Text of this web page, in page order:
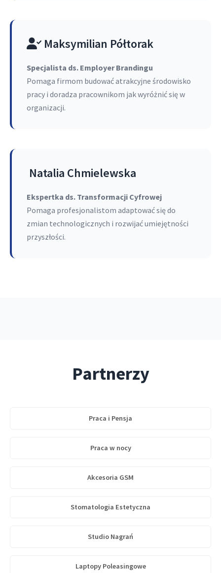
Maksymilian Półtorak
Specjalista ds. Employer Brandingu
Pomaga firmom budować atrakcyjne środowisko
pracy i doradza pracownikom jak wyróżnić się w
organizacji.
Natalia Chmielewska
Ekspertka ds. Transformacji Cyfrowej
Pomaga profesjonalistom adaptować się do
zmian technologicznych i rozwijać umiejętności
przyszłości.
Partnerzy
Praca i Pensja
Praca w nocy
Akcesoria GSM
Stomatologia Estetyczna
Studio Nagrań
Laptopy Poleasingowe